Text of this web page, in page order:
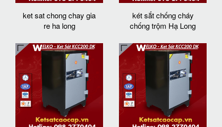
ket sat chong chay gia
re ha long
két sắt chống cháy
chống trộm Hạ Long